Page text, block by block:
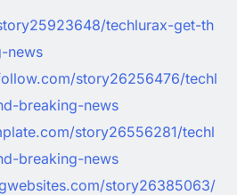
techlurax-get-th
news
story26256476/techl
breaking-news
story26556281/techl
breaking-news
story26385063/